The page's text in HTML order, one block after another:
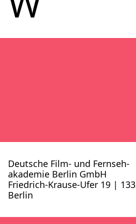
Deutsche Film- und Fernseh­
akademie Berlin GmbH
Friedrich-Krause-Ufer 19 |
Berlin